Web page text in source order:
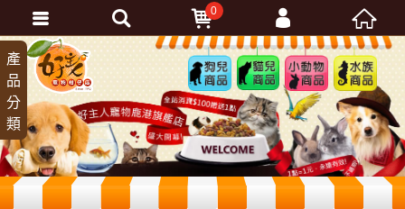
狗兒
商品
貓兒
商品
小動
物商
品
水族
商品
產
品
分
類
0
會員登入
忘記密碼
加入會員
訂單查詢